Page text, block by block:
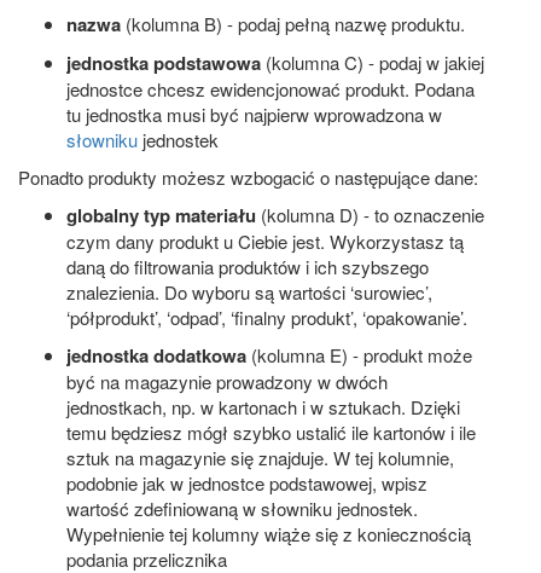
nazwa (kolumna B) - podaj pełną nazwę produktu.
jednostka podstawowa (kolumna C) - podaj w jakiej
jednostce chcesz ewidencjonować produkt. Podana
tu jednostka musi być najpierw wprowadzona w
słowniku jednostek
Ponadto produkty możesz wzbogacić o następujące dane:
globalny typ materiału (kolumna D) - to oznaczenie
czym dany produkt u Ciebie jest. Wykorzystasz tą
daną do filtrowania produktów i ich szybszego
znalezienia. Do wyboru są wartości ‘surowiec’,
‘półprodukt’, ‘odpad’, ‘finalny produkt’, ‘opakowanie’.
jednostka dodatkowa (kolumna E) - produkt może
być na magazynie prowadzony w dwóch
jednostkach, np. w kartonach i w sztukach. Dzięki
temu będziesz mógł szybko ustalić ile kartonów i ile
sztuk na magazynie się znajduje. W tej kolumnie,
podobnie jak w jednostce podstawowej, wpisz
wartość zdefiniowaną w słowniku jednostek.
Wypełnienie tej kolumny wiąże się z koniecznością
podania przelicznika